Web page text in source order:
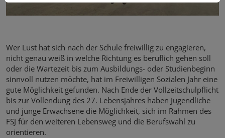
Wer Lust hat sich nach der Schule freiwillig zu engagieren,
nicht genau weiß in welche Richtung es beruflich gehen soll
oder die Wartezeit bis zum Ausbildungs- oder Studienbeginn
sinnvoll nutzen möchte, hat im Freiwilligen Sozialen Jahr eine
gute Möglichkeit gefunden. Nach Ende der Vollzeitschulpflicht
bis zur Vollendung des 27. Lebensjahres haben Jugendliche
und junge Erwachsene die Möglichkeit, sich im Rahmen des
FSJ für den weiteren Lebensweg und die Berufswahl zu
orientieren.